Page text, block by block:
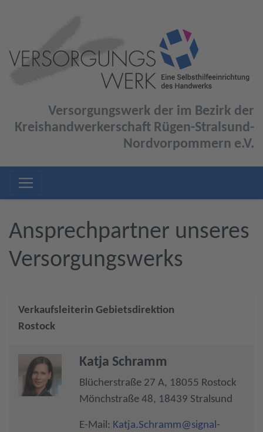
Versorgungswerk der im Bezirk der
Kreishandwerkerschaft Rügen-Stralsund-
Nordvorpommern e.V.
Ansprechpartner unseres
Versorgungswerks
Verkaufsleiterin Gebietsdirektion
Rostock
Katja Schramm
Blücherstraße 27 A, 18055 Rostock
Mönchstraße 48, 18439 Stralsund
E-Mail: Katja.Schramm@signal-